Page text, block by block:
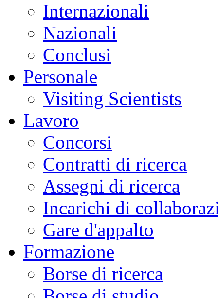
Internazionali
Nazionali
Conclusi
Personale
Visiting Scientists
Lavoro
Concorsi
Contratti di ricerca
Assegni di ricerca
Incarichi di
Gare d'appalto
Formazione
Borse di ricerca